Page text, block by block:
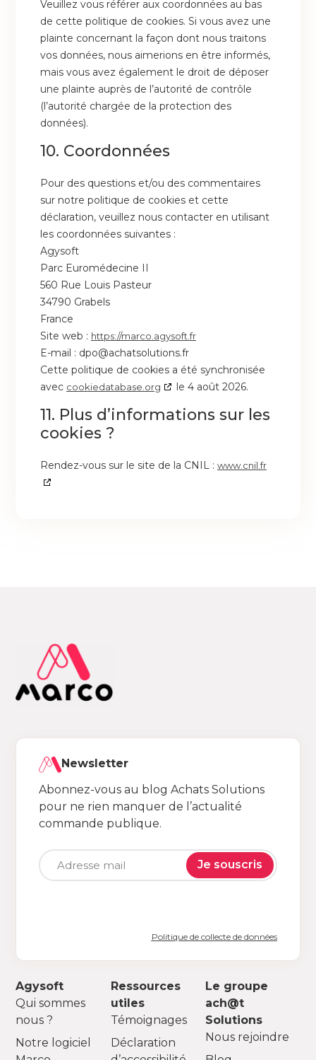
Veuillez vous référer aux coordonnées au bas
de cette politique de cookies. Si vous avez une
plainte concernant la façon dont nous traitons
vos données, nous aimerions en être informés,
mais vous avez également le droit de déposer
une plainte auprès de l’autorité de contrôle
(l’autorité chargée de la protection des
données).
10. Coordonnées
Pour des questions et/ou des commentaires
sur notre politique de cookies et cette
déclaration, veuillez nous contacter en utilisant
les coordonnées suivantes :
Agysoft
Parc Euromédecine II
560 Rue Louis Pasteur
34790 Grabels
France
Site web : https://marco.agysoft.fr
E-mail : dpo@achatsolutions.fr
Cette politique de cookies a été synchronisée
avec cookiedatabase.org le 4 août 2026.
11. Plus d’informations sur les
cookies ?
Rendez-vous sur le site de la CNIL : www.cnil.fr
Agysoft
Qui sommes
nous ?
Notre logiciel
Ressources
utiles
Témoignages
Déclaration
Le groupe
ach@t
Solutions
Nous rejoindre
Newsletter
Abonnez-vous au blog Achats Solutions
pour ne rien manquer de l’actualité
commande publique.
Je souscris
Politique de collecte de données